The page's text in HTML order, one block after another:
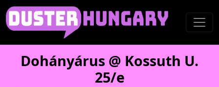
Dohányárus @ Kossuth U.
25/e